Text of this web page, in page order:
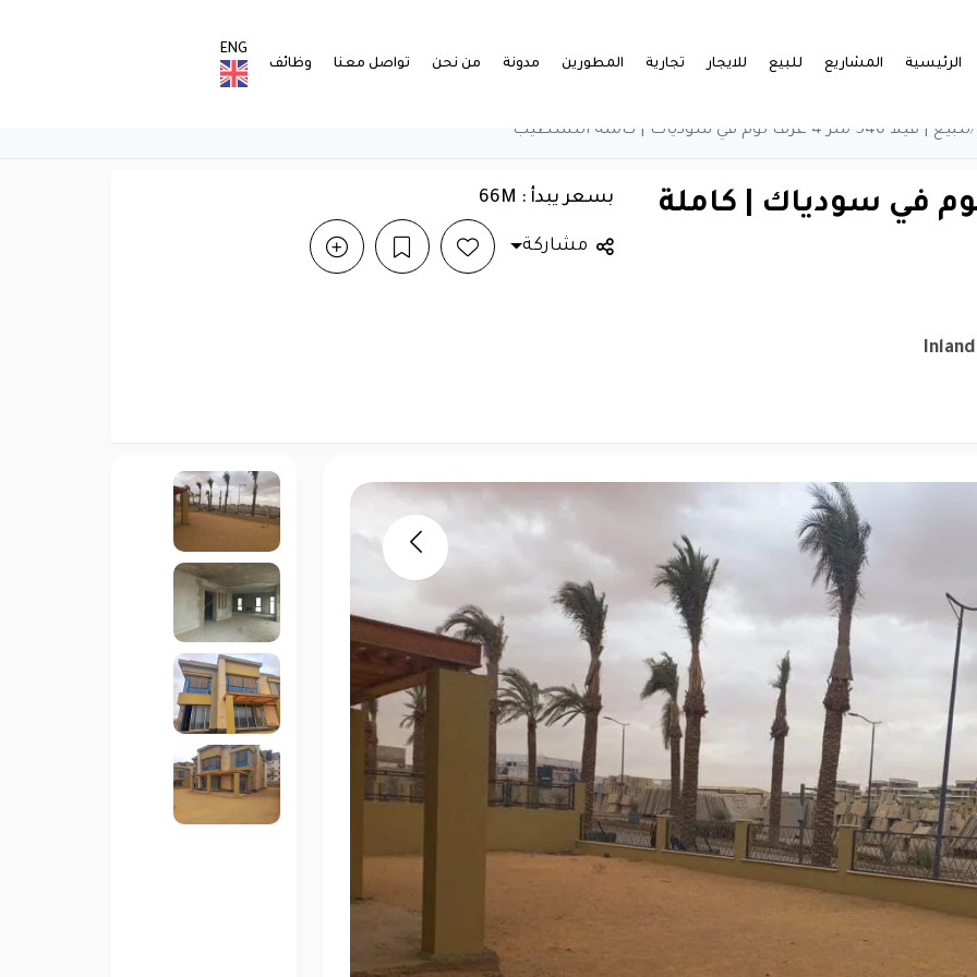
الرئيسية المشاريع للبيع للايجار تجارية المطورين مدونة من نحن تواصل معنا وظائف
ENG
/للبيع | فيلا 540 متر 4 غرف نوم في سودياك | كاملة التشطيب
540 متر 4 غرف نوم في سودياك | كاملة
Inland
بسعر يبدأ : 66M
مشاركة
Previous